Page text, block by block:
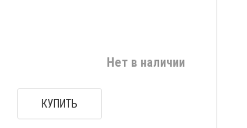
Нет в наличии
КУПИТЬ